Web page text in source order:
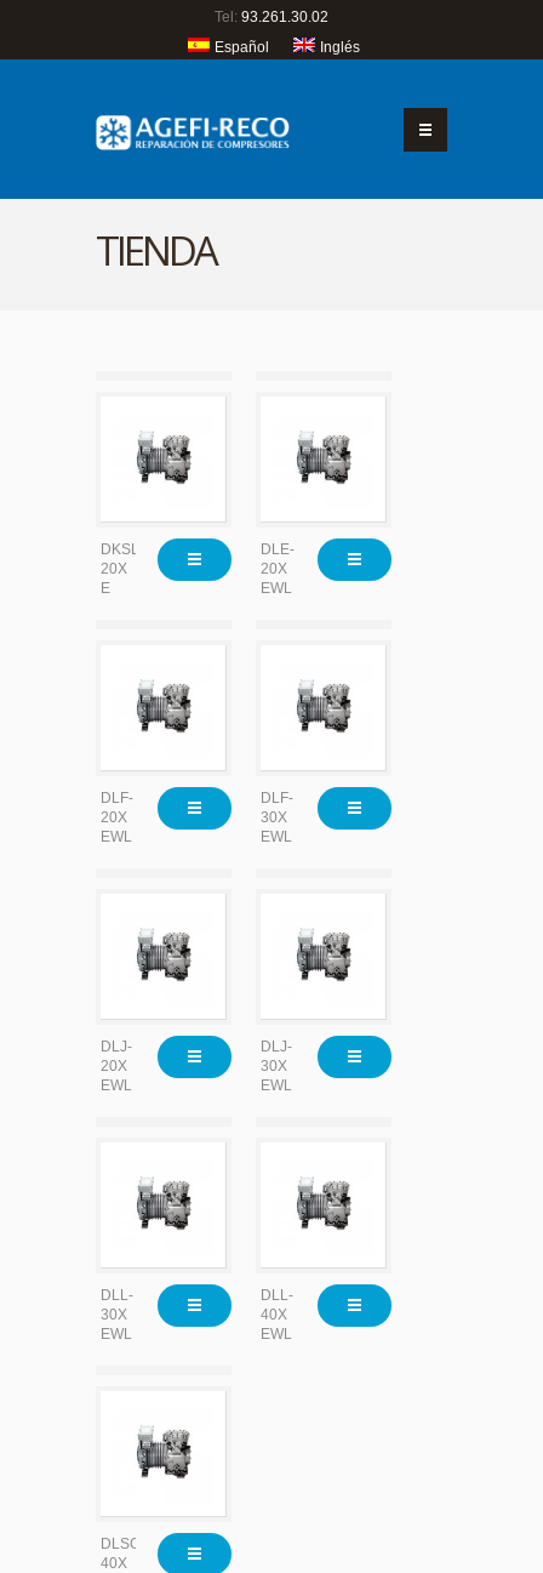
Tel: 93.261.30.02
Español
Inglés
TIENDA
DKSL-
20X
E
DLE-
20X
EWL
DLF-
20X
EWL
DLF-
30X
EWL
DLJ-
20X
EWL
DLJ-
30X
EWL
DLL-
30X
EWL
DLL-
40X
EWL
DLSG-
40X